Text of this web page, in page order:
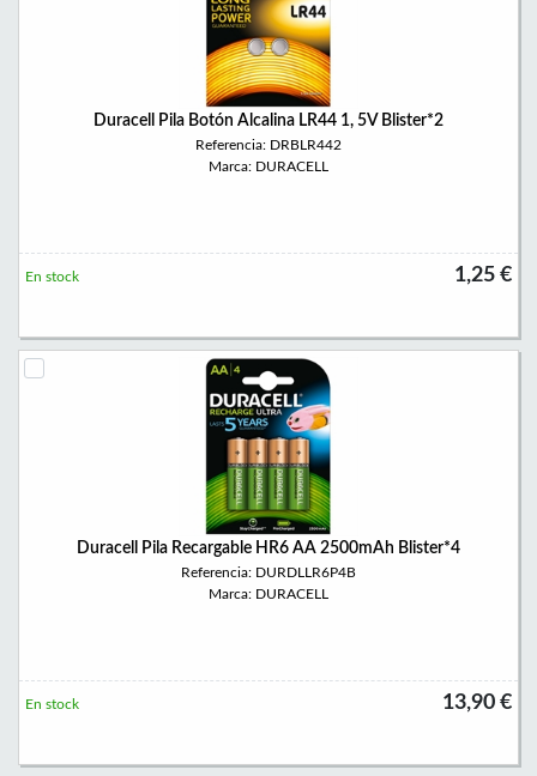
Duracell Pila Botón Alcalina LR44 1, 5V Blister*2
Referencia: DRBLR442
Marca: DURACELL
1,25 €
En stock
Duracell Pila Recargable HR6 AA 2500mAh Blister*4
Referencia: DURDLLR6P4B
Marca: DURACELL
13,90 €
En stock